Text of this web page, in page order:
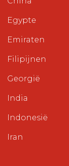
Egypte
Emiraten
Filipijnen
Georgië
India
Indonesië
Iran